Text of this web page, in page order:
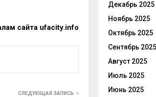
сайта ufacity.info
СЛЕДУЮЩАЯ ЗАПИСЬ
Декабрь 2025
Ноябрь 2025
Октябрь 2025
Сентябрь 2025
Август 2025
Июль 2025
Июнь 2025